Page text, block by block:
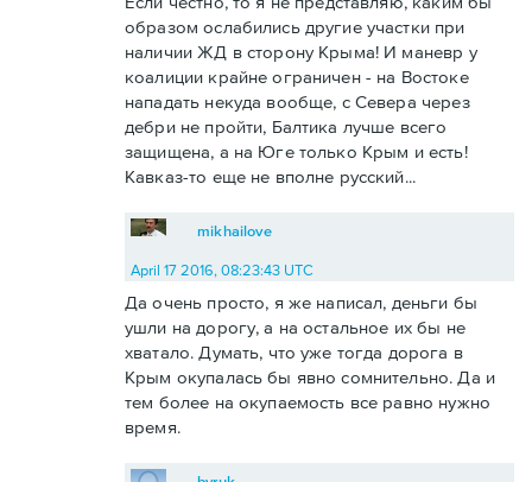
образом ослабились другие участки при
наличии ЖД в сторону Крыма! И маневр у
коалиции крайне ограничен - на Востоке
нападать некуда вообще, с Севера через
дебри не пройти, Балтика лучше всего
защищена, а на Юге только Крым и есть!
Кавказ-то еще не вполне русский...
mikhailove
April 17 2016, 08:23:43 UTC
Да очень просто, я же написал, деньги бы
ушли на дорогу, а на остальное их бы не
хватало. Думать, что уже тогда дорога в
Крым окупалась бы явно сомнительно. Да и
тем более на окупаемость все равно нужно
время.